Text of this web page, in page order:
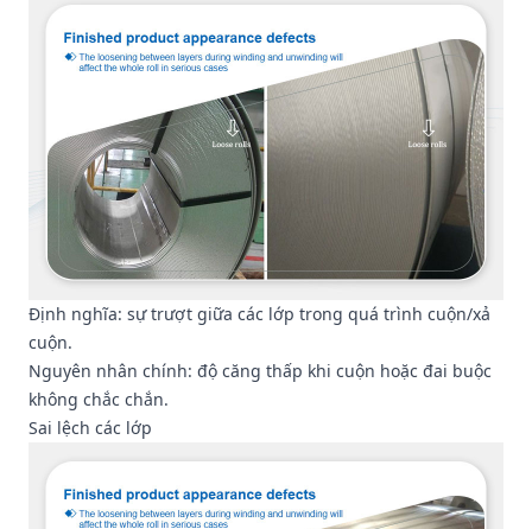
Định nghĩa: sự trượt giữa các lớp trong quá trình cuộn/xả
cuộn.
Nguyên nhân chính: độ căng thấp khi cuộn hoặc đai buộc
không chắc chắn.
Sai lệch các lớp